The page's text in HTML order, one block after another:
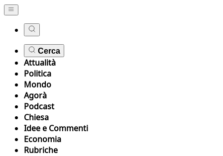
Cerca
Attualità
Politica
Mondo
Agorà
Podcast
Chiesa
Idee e Commenti
Economia
Rubriche